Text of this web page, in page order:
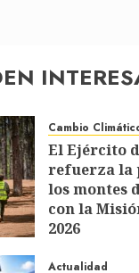
Cambio
El Ejército
refuerza la
los montes
con la
2026
Actualidad